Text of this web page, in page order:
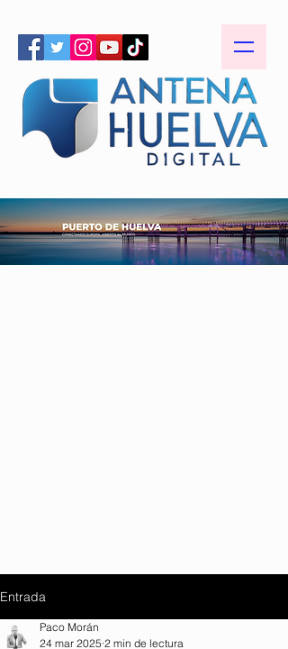
Entrada
Paco Morán
24 mar 2025 2 min de lectura